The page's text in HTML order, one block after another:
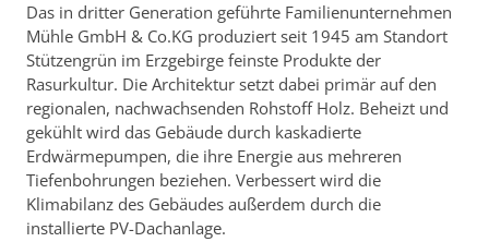
Das in dritter Generation geführte Familienunternehmen
Mühle GmbH & Co.KG produziert seit 1945 am Standort
Stützengrün im Erzgebirge feinste Produkte der
Rasurkultur. Die Architektur setzt dabei primär auf den
regionalen, nachwachsenden Rohstoff Holz. Beheizt und
gekühlt wird das Gebäude durch kaskadierte
Erdwärmepumpen, die ihre Energie aus mehreren
Tiefenbohrungen beziehen. Verbessert wird die
Klimabilanz des Gebäudes außerdem durch die
installierte PV-Dachanlage.